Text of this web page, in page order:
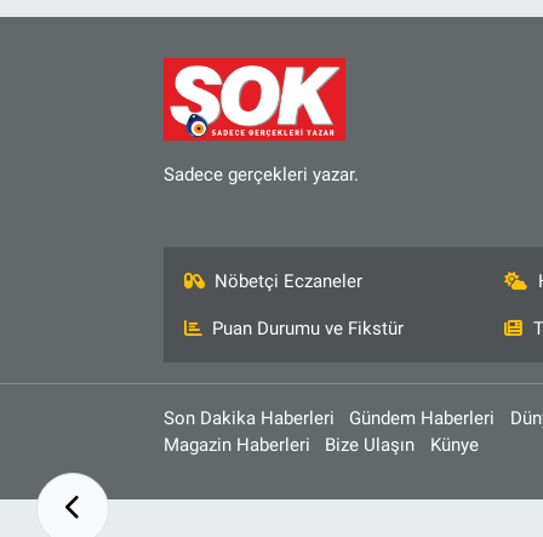
Sadece gerçekleri yazar.
Nöbetçi Eczaneler
Puan Durumu ve Fikstür
Son Dakika Haberleri Gündem Haberleri
Magazin Haberleri
Bize Ulaşın Künye